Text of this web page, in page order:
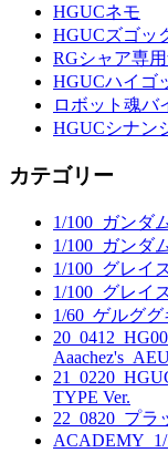
HGUCネモ
HGUCズゴッ
RGシャア専
HGUCハイゴ
ロボット魂バ
HGUCシナン
カテゴリー
1/100_ガンダ
1/100_ガンダ
1/100_グレイ
1/100_グレイ
1/60_ゲルグ
TYPE Ver.
22_0820_プ
ACADEMY_1/